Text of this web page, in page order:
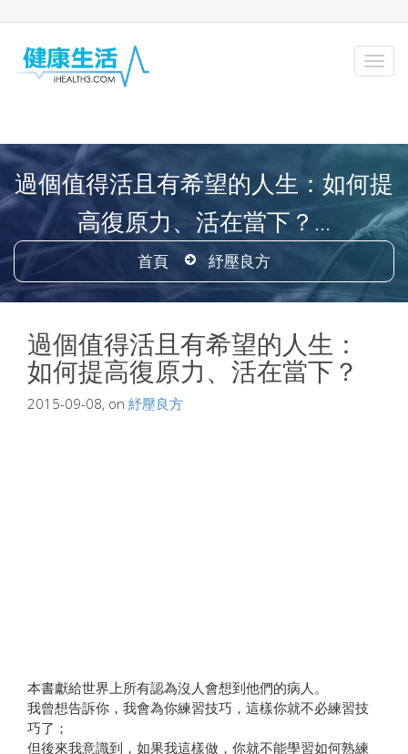
過個值得活且有希望的人生：如何提
高復原力、活在當下？...
首頁 紓壓良方
過個值得活且有希望的人生：
如何提高復原力、活在當下？
2015-09-08, on 紓壓良方
本書獻給世界上所有認為沒人會想到他們的病人。
我曾想告訴你，我會為你練習技巧，這樣你就不必練習技
巧了；
但後來我意識到，如果我這樣做，你就不能學習如何熟練